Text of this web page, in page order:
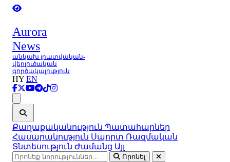
Aurora
News
անկախ լրատվական-
վերլուծական
գործակալություն
HY EN
Քաղաքականություն Պատահարներ
Հասարակություն Սպորտ Ռազմական
Տնտեսություն Ժամանց Այլ
Որոնել